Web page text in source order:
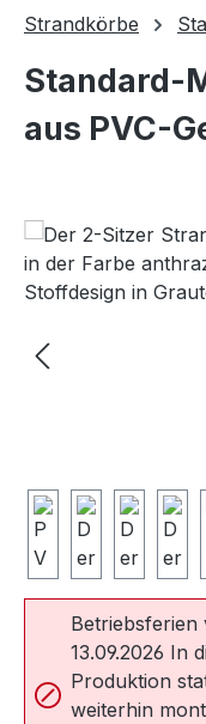
Strandkörbe
Standard-
aus PVC-
Bildergalerie
Betriebsferien
13.09.2026 In
Produktion
weiterhin